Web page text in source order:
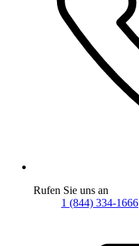
Rufen Sie uns an
1 (844) 334-1666